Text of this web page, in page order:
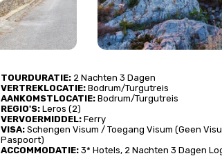
TOURDURATIE​: 2 Nachten 3 Dagen
VERTREKLOCATIE​: Bodrum/Turgutreis
AANKOMSTLOCATIE​: Bodrum/Turgutreis
REGIO'S​: Leros (2)
VERVOERMIDDEL​: Ferry
VISA​​: Schengen Visum / Toegang Visum (Geen
Paspoort)
ACCOMMODATIE​: 3* Hotels, 2 Nachten 3 Dagen